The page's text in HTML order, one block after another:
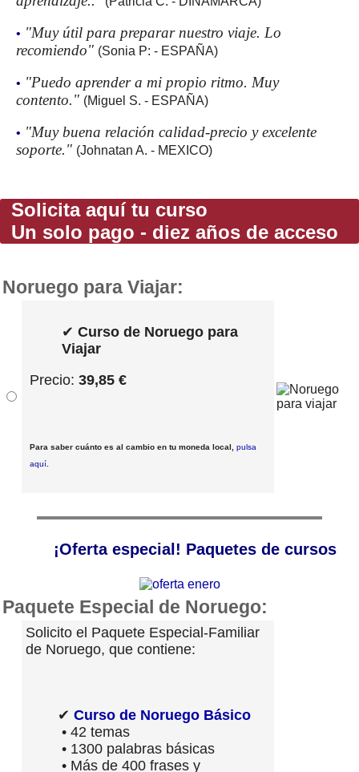
• "Muy útil para preparar nuestro viaje. Lo
recomiendo" (Sonia P: - ESPAÑA)
• "Puedo aprender a mi propio ritmo. Muy
contento." (Miguel S. - ESPAÑA)
• "Muy buena relación calidad-precio y excelente
soporte." (Johnatan A. - MEXICO)
Solicita aquí tu curso
Un solo pago - diez años de acceso
Noruego para Viajar:
✔ Curso de Noruego para
Viajar
Precio: 39,85 €
Para saber cuánto es al cambio en tu moneda local, pulsa
aquí
¡Oferta especial! Paquetes de cursos
Paquete Especial de Noruego:
Solicito el Paquete Especial-Familiar
de Noruego, que contiene:
✔ Curso de Noruego Básico
• 42 temas
• 1300 palabras básicas
• Más de 400 frases y